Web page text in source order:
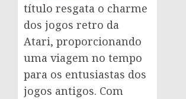
título resgata o charme
dos jogos retro da
Atari, proporcionando
uma viagem no tempo
para os entusiastas dos
jogos antigos. Com